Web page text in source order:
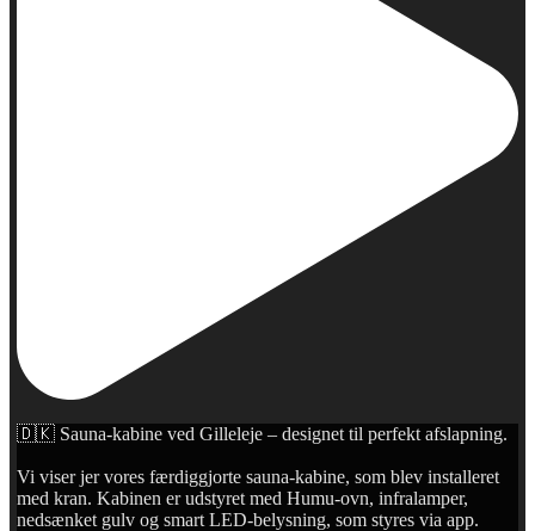
🇩🇰 Sauna-kabine ved Gilleleje – designet til perfekt afslapning.
Vi viser jer vores færdiggjorte sauna-kabine, som blev installeret
med kran. Kabinen er udstyret med Humu-ovn, infralamper,
nedsænket gulv og smart LED-belysning, som styres via app.